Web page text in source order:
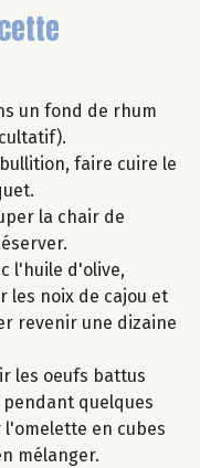
un fond de rhum
faire cuire le
la chair de
l'huile d'olive,
les noix de cajou et
revenir une dizaine
les oeufs battus
quelques
l'omelette en cubes
mélanger.